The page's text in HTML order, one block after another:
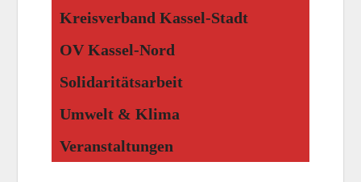
Kreisverband Kassel-Stadt
OV Kassel-Nord
Solidaritätsarbeit
Umwelt & Klima
Veranstaltungen